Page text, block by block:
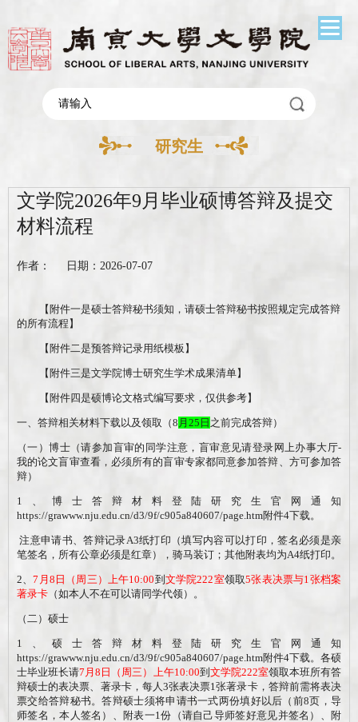
研究生
文学院2026年9月毕业硕博答辩及提交
材料流程
作者： 日期：2026-07-07
【附件一是硕士答辩秘书须知，请硕士答辩秘书按照规定完成答辩
的所有流程】
【附件二是预答辩记录用纸模板】
【附件三是文学院博士研究生学术成果清单】
【附件四是硕博论文格式编写要求，仅供参考】
一、答辩相关材料下载以及领取（8 月 25 日 之前完成答辩）
（一）博士（请参加盲审的同学注意，盲审意见请登录网上办事大厅-
我的论文盲审查看，必须所有的盲审专家都同意参加答辩、方可参加答
辩）
1 、博士答辩材料登陆研究生官网通知
https://grawww.nju.edu.cn/d3/9f/c905a840607/page.htm附件4下载。
注意申请书、答辩记录A3纸打印（填写内容可以打印，签名必须是亲
笔签名，所有公章必须是红章），骑马装订；其他附表均为A4纸打印。
2、7 月 8 日（周 三 ）上午10:00到 文学院222室领取5张表决票与1张档案
著录卡 （如本人不在可以请同学代领）。
（二）硕士
1 、硕士答辩材料登陆研究生官网通知
https://grawww.nju.edu.cn/d3/9f/c905a840607/page.htm附件4下载。各硕
士毕业班长请7月8 日（周三 ）上午10:00到 文学院222室领取本班所有答
辩硕士的表决票、 著录卡，每人3张表决票1张著录卡，答辩前需将表决
票交给答辩秘书。答辩硕士须将申请书一式两份填好以后（前8页，导
师签名，本人签名）、附表一1份（请自己导师签好意见并签名）、附